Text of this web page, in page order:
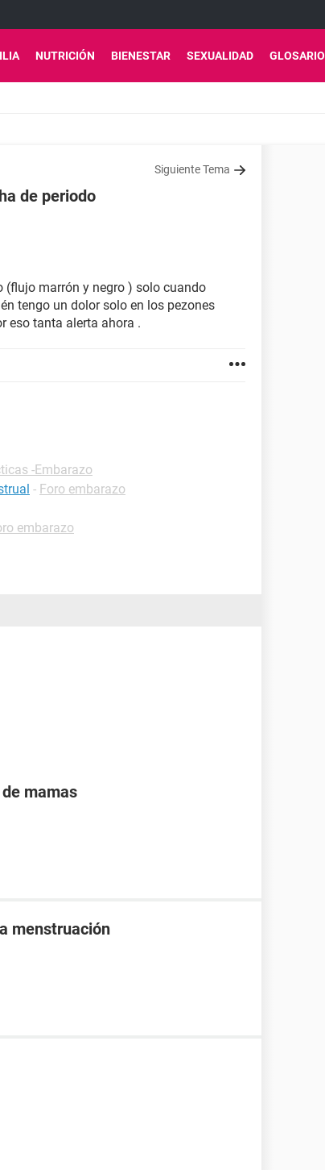
NUTRICIÓN BIENESTAR SEXUALIDAD GLOSARIO
Siguiente Tema
de periodo
(flujo marrón y negro ) solo cuando
tengo un dolor solo en los pezones
eso tanta alerta ahora .
-Embarazo
- Foro embarazo
embarazo
mamas
menstruación